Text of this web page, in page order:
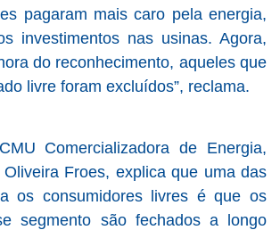
pagaram mais caro pela energia,
investimentos nas usinas. Agora,
do reconhecimento, aqueles que
livre foram excluídos”, reclama.
Comercializadora de Energia,
Froes, explica que uma das
os consumidores livres é que os
segmento são fechados a longo